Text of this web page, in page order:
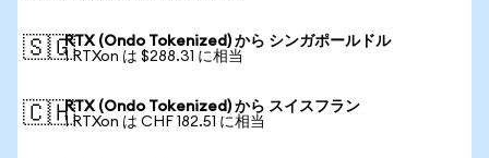
🇸🇬RTX (Ondo Tokenized) から シンガポールドル
1 RTXon は $288.31 に相当
🇨🇭RTX (Ondo Tokenized) から スイスフラン
1 RTXon は CHF 182.51 に相当